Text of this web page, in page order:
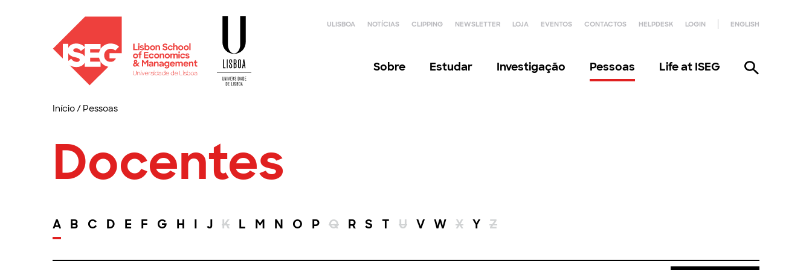
ULISBOA NOTÍCIAS CLIPPING NEWSLETTER LOJA EVENTOS CONTACTOS HELPDESK LOGIN ENGLISH
Sobre Estudar Investigação Pessoas Life at ISEG
Início/ Pessoas
Docentes
A B C D E F G H I J K L M N O P Q R S T U V W X Y Z